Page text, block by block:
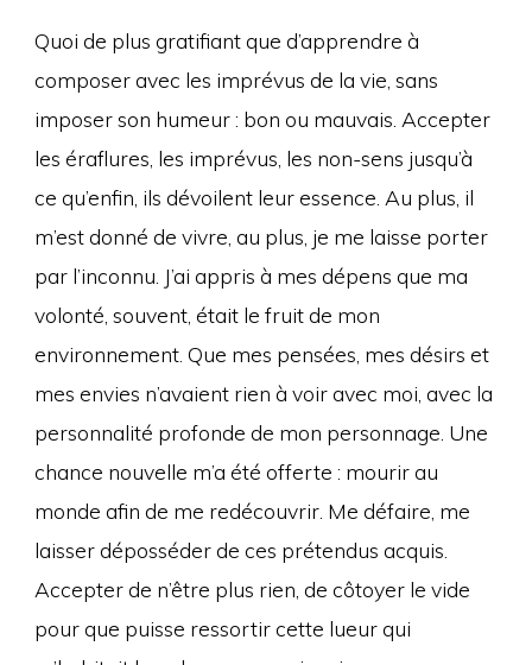
Quoi de plus gratifiant que d’apprendre à
composer avec les imprévus de la vie, sans
imposer son humeur : bon ou mauvais. Accepter
les éraflures, les imprévus, les non-sens jusqu’à
ce qu’enfin, ils dévoilent leur essence. Au plus, il
m’est donné de vivre, au plus, je me laisse porter
par l’inconnu. J’ai appris à mes dépens que ma
volonté, souvent, était le fruit de mon
environnement. Que mes pensées, mes désirs et
mes envies n’avaient rien à voir avec moi, avec la
personnalité profonde de mon personnage. Une
chance nouvelle m’a été offerte : mourir au
monde afin de me redécouvrir. Me défaire, me
laisser déposséder de ces prétendus acquis.
Accepter de n’être plus rien, de côtoyer le vide
pour que puisse ressortir cette lueur qui